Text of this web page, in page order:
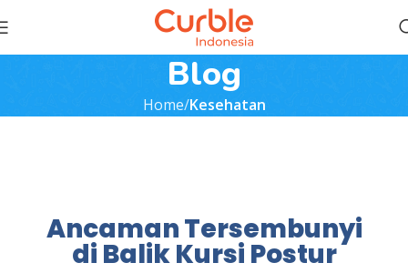
Blog
Home Kesehatan
Ancaman Tersembunyi
di Balik Kursi Postur